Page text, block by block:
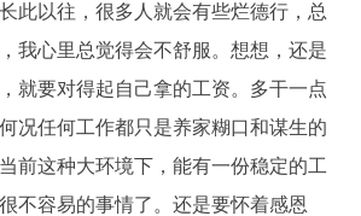
此以往，很多人就会有些烂德行，总
我心里总觉得会不舒服。想想，还是
就要对得起自己拿的工资。多干一点
况任何工作都只是养家糊口和谋生的
前这种大环境下，能有一份稳定的工
不容易的事情了。还是要怀着感恩